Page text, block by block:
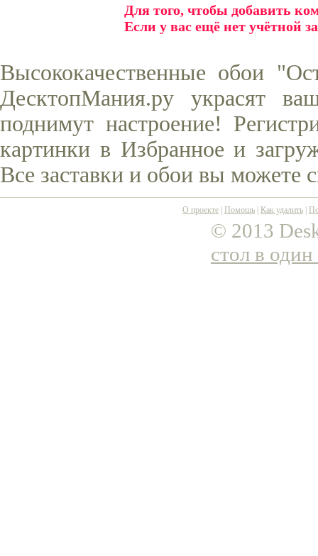
Для того, чтобы добавить
Если у вас ещё нет учётной
Высококачественные обои
ДесктопМания.ру украсят
поднимут настроение!
картинки в Избранное и
Все заставки и обои вы можете
О проекте Помощь Как удалить
© 2013
стол в